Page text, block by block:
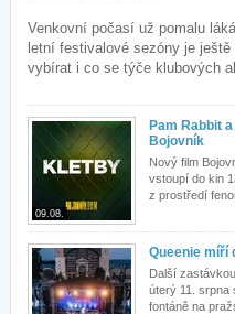
Venkovní počasí už pomalu
letní festivalové sezóny je
vybírat i co se týče klubových
09.08.
Pam Rabbit
Bojovník
Nový film
vstoupí do kin
z prostředí
Queenie míří
Další
úterý 11. srpna
fontáně na